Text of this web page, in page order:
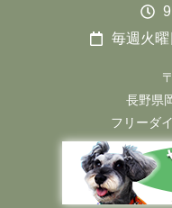
毎週火
長野県
フリーダ